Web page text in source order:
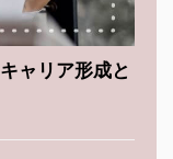
ャリア形成と